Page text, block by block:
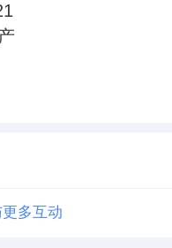
多互动